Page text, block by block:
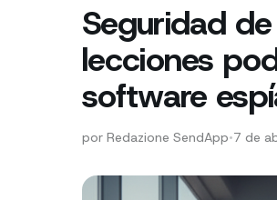
Seguridad
lecciones
software
por Redazione SendApp•7 de